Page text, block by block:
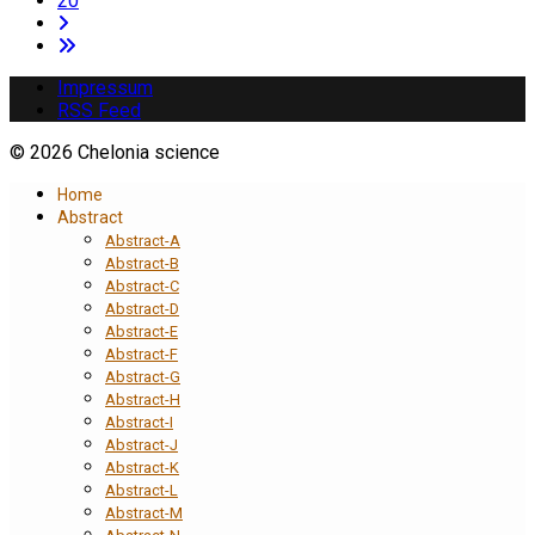
Impressum
RSS Feed
© 2026 Chelonia science
Home
Abstract
Abstract-A
Abstract-B
Abstract-C
Abstract-D
Abstract-E
Abstract-F
Abstract-G
Abstract-H
Abstract-I
Abstract-J
Abstract-K
Abstract-L
Abstract-M